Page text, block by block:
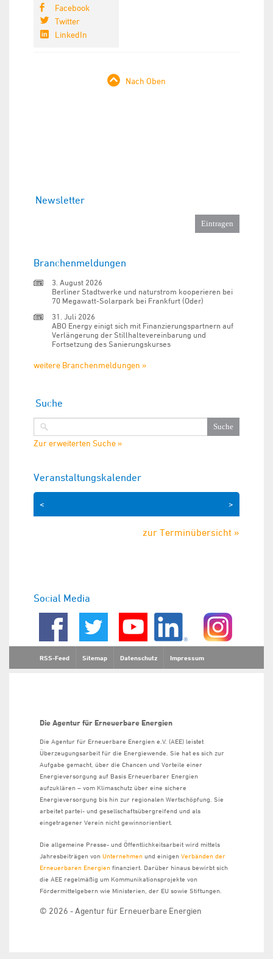
Facebook
Twitter
LinkedIn
Nach Oben
Newsletter
Branchenmeldungen
3. August 2026
Berliner Stadtwerke und naturstrom kooperieren bei
70 Megawatt-Solarpark bei Frankfurt (Oder)
31. Juli 2026
ABO Energy einigt sich mit Finanzierungspartnern auf
Verlängerung der Stillhaltevereinbarung und
Fortsetzung des Sanierungskurses
weitere Branchenmeldungen »
Suche
Zur erweiterten Suche »
Veranstaltungskalender
>
<
zur Terminübersicht »
Social Media
RSS-Feed Sitemap Datenschutz Impressum
Die Agentur für Erneuerbare Energien
Die Agentur für Erneuerbare Energien e.V. (AEE) leistet
Überzeugungsarbeit für die Energiewende. Sie hat es sich zur
Aufgabe gemacht, über die Chancen und Vorteile einer
Energieversorgung auf Basis Erneuerbarer Energien
aufzuklären – vom Klimaschutz über eine sichere
Energieversorgung bis hin zur regionalen Wertschöpfung. Sie
arbeitet partei- und gesellschaftsübergreifend und als
eingetragener Verein nicht gewinnorientiert.
Die allgemeine Presse- und Öffentlichkeitsarbeit wird mittels
Jahresbeiträgen von Unternehmen und einigen Verbänden der
Erneuerbaren Energien finanziert. Darüber hinaus bewirbt sich
die AEE regelmäßig um Kommunikationsprojekte von
Fördermittelgebern wie Ministerien, der EU sowie Stiftungen.
© 2026 - Agentur für Erneuerbare Energien